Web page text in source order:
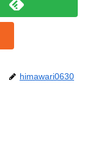
himawari0630